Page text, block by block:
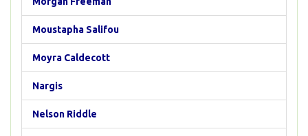
Moustapha Salifou
Moyra Caldecott
Nargis
Nelson Riddle